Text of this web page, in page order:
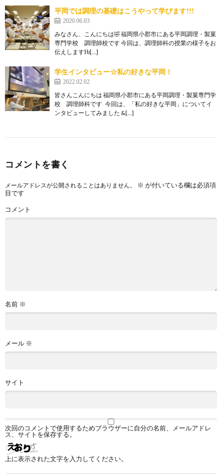
平岡では調理の基礎はこうやって学びます!!!
2020.06.03
みなさん、こんにちは🤣 福岡県小郡市にある平岡調理・製菓
専門学校 調理師校です 今回は、調理師科の授業の様子をお
伝えしますǶ[…]
学生インタビュー☆私の好きな平岡！
2022.02.02
皆さんこんにちは 福岡県小郡市にある平岡調理・製菓専門学
校 調理師科です 今回は、「私の好きな平岡」についてイ
ンタビューしてみました &[…]
コメントを書く
メールアドレスが公開されることはありません。 ※ が付いている欄は必須項
目です
コメント
名前 ※
メール ※
サイト
次回のコメントで使用するためブラウザーに自分の名前、メールアドレ
ス、サイトを保存する。
上に表示された文字を入力してください。